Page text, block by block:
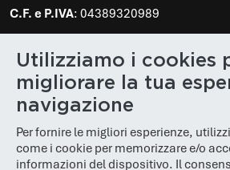
C.F. e P.IVA: 04389320989
N. REA : BS 610848
Cap. Soc.: € 100.000,00
Utilizziamo i cookies
migliorare la tua
navigazione
Per fornire le migliori esperienze,
come i cookie per memorizzare e/o
informazioni del dispositivo. Il